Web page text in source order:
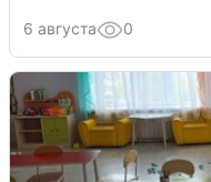
6 августа 0